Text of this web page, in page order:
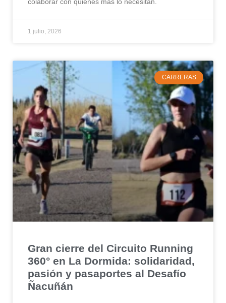
1 julio, 2026
CARRERAS
Gran cierre del Circuito Running
360° en La Dormida: solidaridad,
pasión y pasaportes al Desafío
Ñacuñán